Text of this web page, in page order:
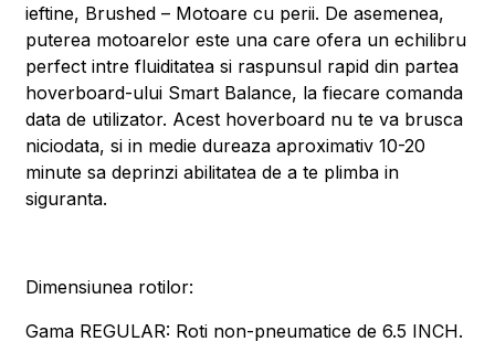
ieftine, Brushed – Motoare cu perii. De asemenea,
puterea motoarelor este una care ofera un echilibru
perfect intre fluiditatea si raspunsul rapid din partea
hoverboard-ului Smart Balance, la fiecare comanda
data de utilizator. Acest hoverboard nu te va brusca
niciodata, si in medie dureaza aproximativ 10-20
minute sa deprinzi abilitatea de a te plimba in
siguranta.
Dimensiunea rotilor:
Gama REGULAR: Roti non-pneumatice de 6.5 INCH.